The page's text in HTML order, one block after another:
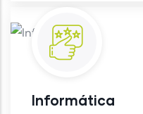
Informática